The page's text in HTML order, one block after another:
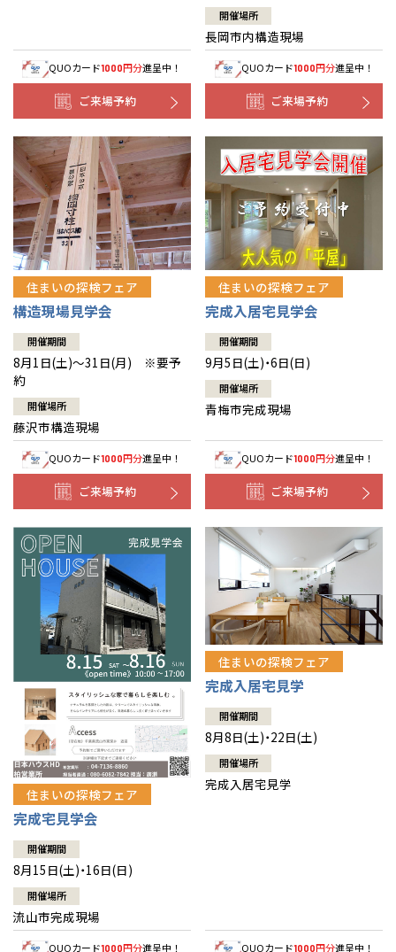
QUOカード1000円分進呈中！
ご来場予約
開催場所
長岡市内構造現場
QUOカード1000円分進呈中！
ご来場予約
住まいの探検フェア
構造現場見学会
開催期間
8月1日(土)～31日(月) ※要予
約
開催場所
藤沢市構造現場
QUOカード1000円分進呈中！
ご来場予約
住まいの探検フェア
完成入居宅見学会
開催期間
9月5日(土)・6日(日)
開催場所
青梅市完成現場
QUOカード1000円分進呈中！
ご来場予約
住まいの探検フェア
完成宅見学会
開催期間
8月15日(土)・16日(日)
開催場所
流山市完成現場
QUOカード1000円分進呈中！
住まいの探検フェア
完成入居宅見学
開催期間
8月8日(土)・22日(土)
開催場所
完成入居宅見学
QUOカード1000円分進呈中！